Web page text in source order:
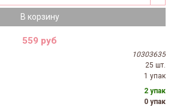
В корзину
559 руб
10303635
25 шт.
1 упак
2 упак
0 упак